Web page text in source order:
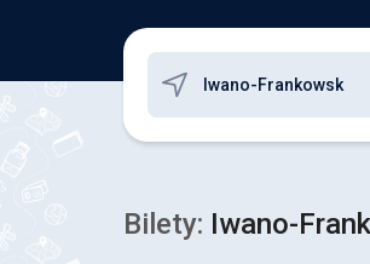
Bilety: Iwano-